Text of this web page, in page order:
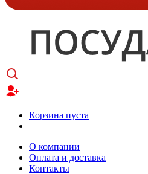
Корзина пуста
О компании
Оплата и доставка
Контакты